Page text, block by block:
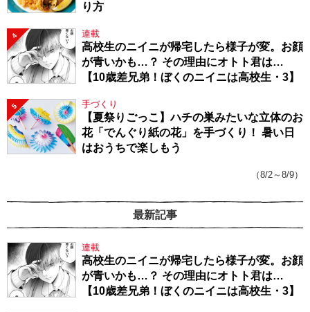
り方
4 連載
高校生のニイニが帰宅したら様子が変。お顔
が青いかも…？ その理由にオトト君は…
【10歳差兄弟！ぼくのニイニは高校生・3】
5 手づくり
【夏祭りごっこ】ハチの巣みたいな立体のお
花「でんぐり紙の花」を手づくり！ 暑い日
はおうちで楽しもう
（8/2～8/9）
最新記事
連載
高校生のニイニが帰宅したら様子が変。お顔
が青いかも…？ その理由にオトト君は…
【10歳差兄弟！ぼくのニイニは高校生・3】